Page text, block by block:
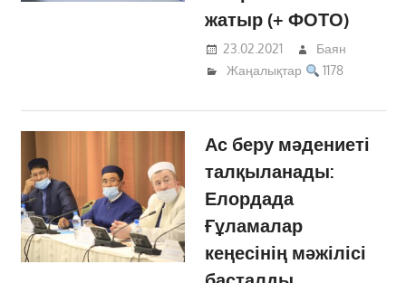
жатыр (+ ФОТО)
23.02.2021
Баян
Жаңалықтар
1178
Ас беру мәдениеті
талқыланады:
Елордада
Ғұламалар
кеңесінің мәжілісі